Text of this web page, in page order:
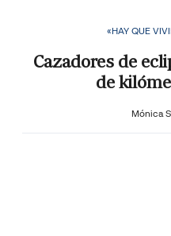
«HAY QUE
Cazadores de
de
Mónica